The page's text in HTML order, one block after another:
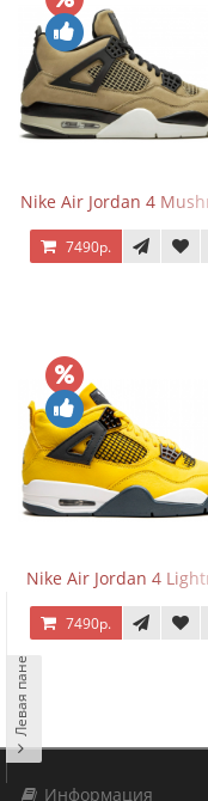
Nike Air Jordan 4
7490р.
Nike Air Jordan 4
7490р.
Информация
Левая панель